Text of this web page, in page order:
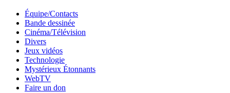
Équipe/Contacts
Bande dessinée
Cinéma/Télévision
Divers
Jeux vidéos
Technologie
Mystérieux Étonnants
WebTV
Faire un don